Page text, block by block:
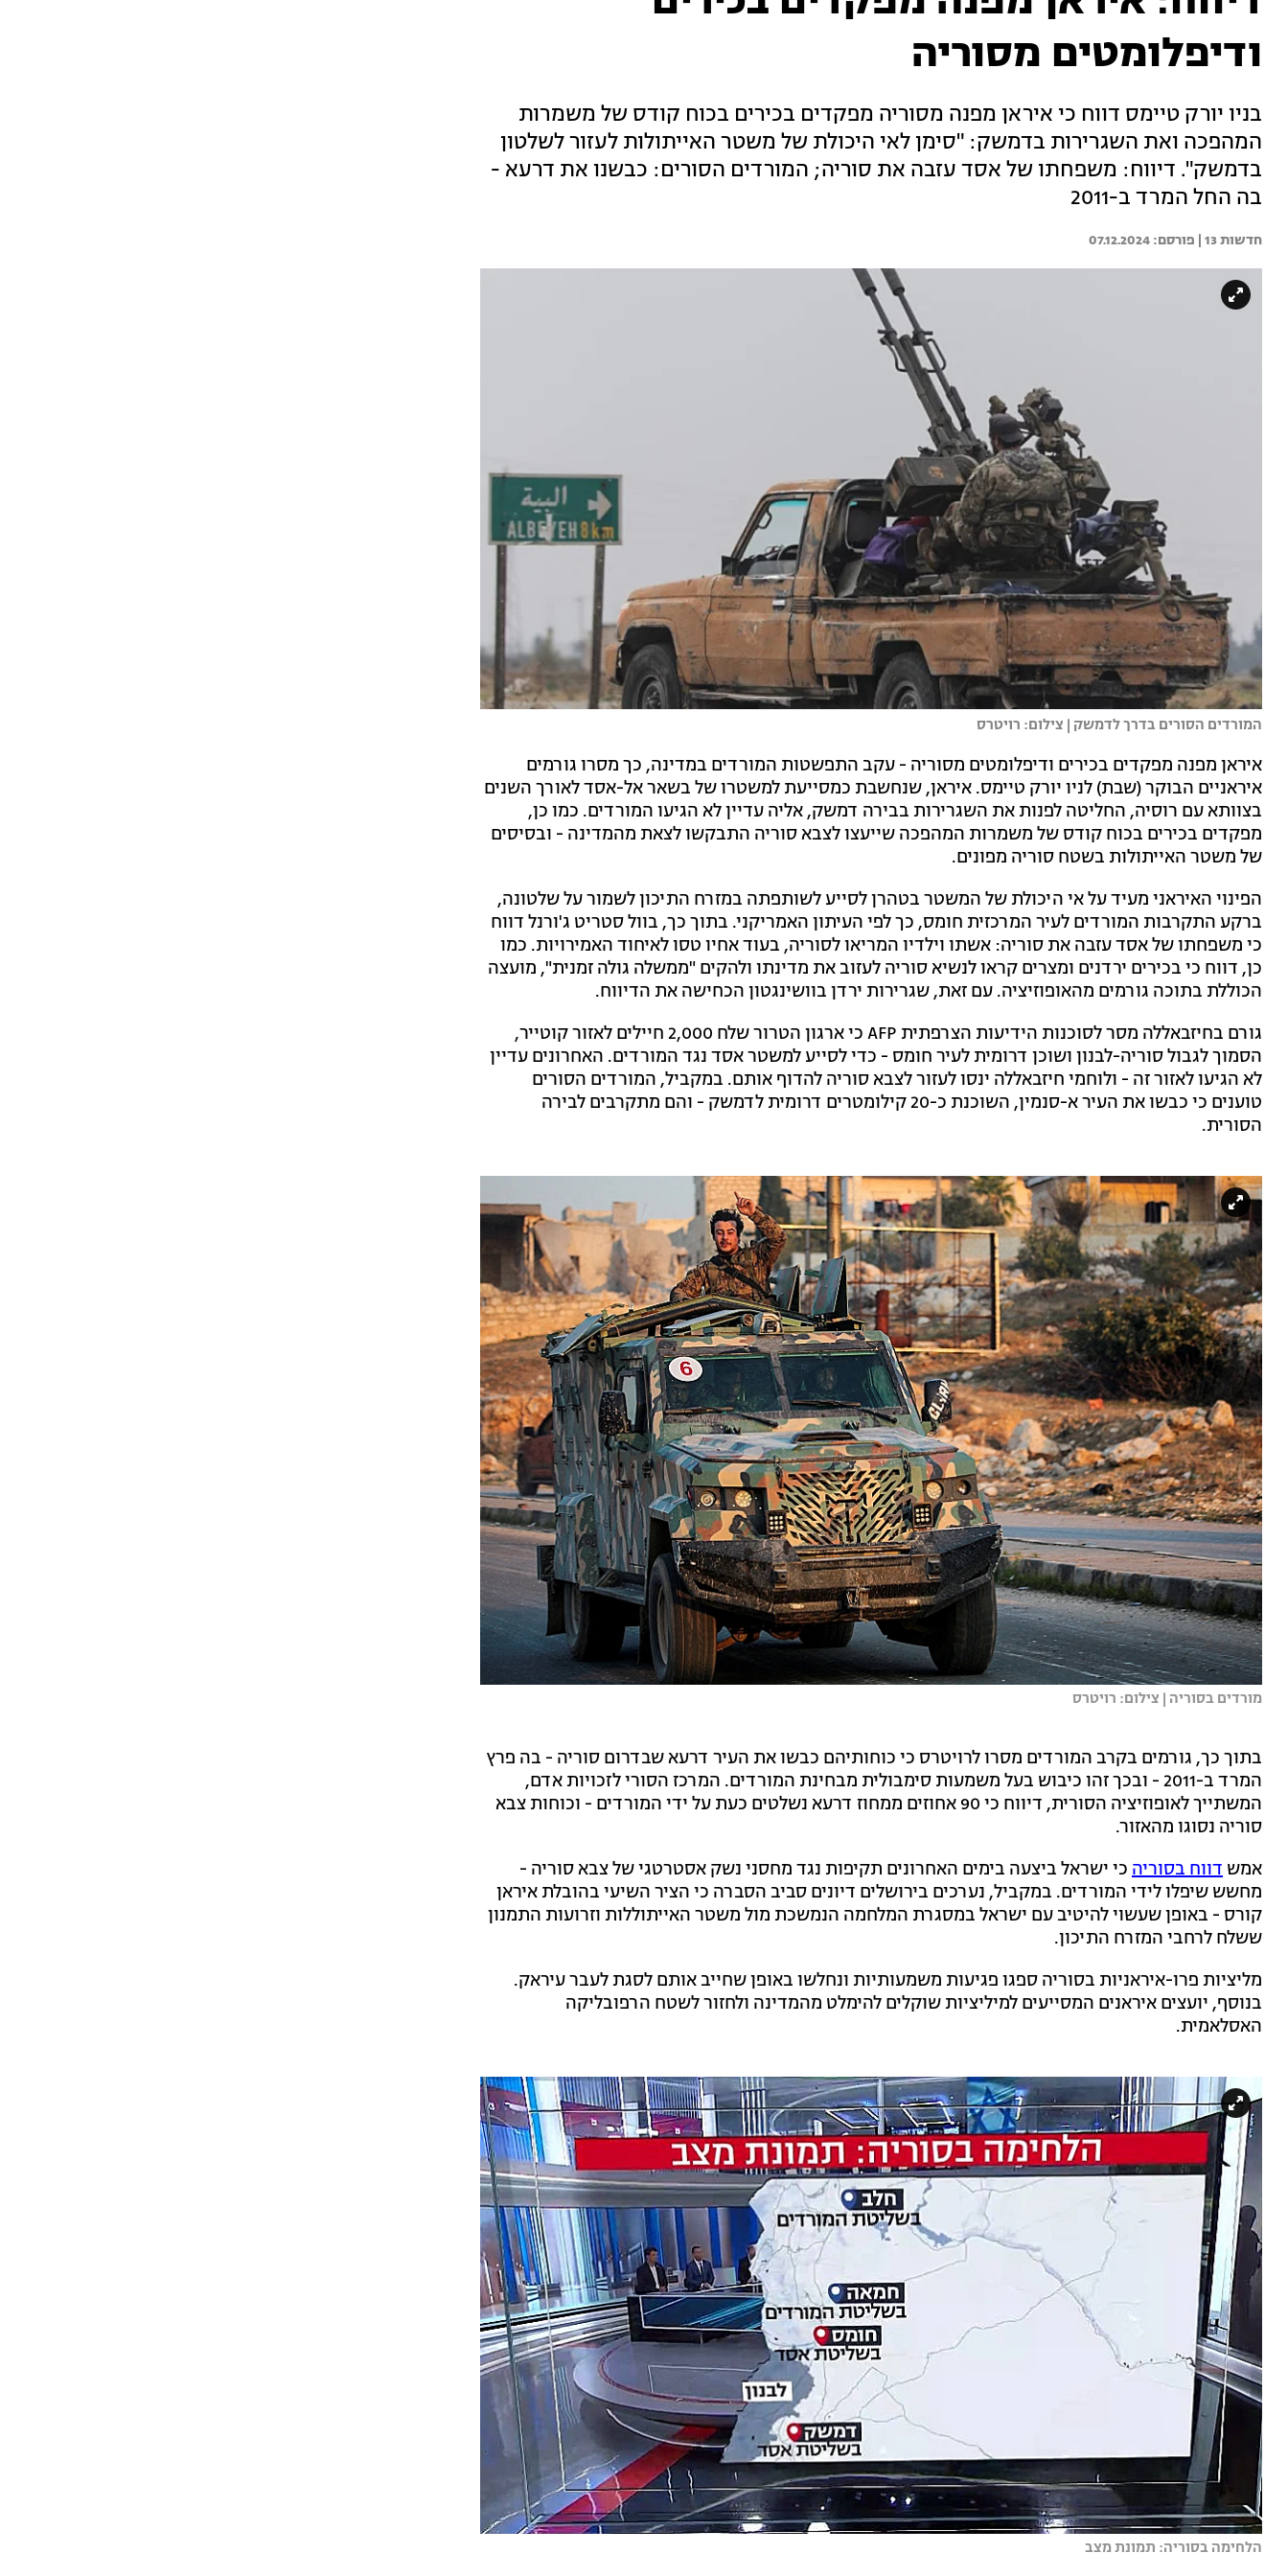
ודיפלומטים מסוריה
בניו יורק טיימס דווח כי איראן מפנה מסוריה מפקדים בכירים בכוח קודס של משמרות
המהפכה ואת השגרירות בדמשק: "סימן לאי היכולת של משטר האייתולות לעזור לשלטון
בדמשק". דיווח: משפחתו של אסד עזבה את סוריה; המורדים הסורים: כבשנו את דרעא -
בה החל המרד ב-2011
חדשות 13 | 07.12.2024
המורדים הסורים בדרך לדמשק | צילום: רויטרס
איראן מפנה מפקדים בכירים ודיפלומטים מסוריה - עקב התפשטות המורדים במדינה, כך מסרו גורמים
איראניים הבוקר (שבת) לניו יורק טיימס. איראן, שנחשבת כמסייעת למשטרו של בשאר אל-אסד לאורך השנים
בצוותא עם רוסיה, החליטה לפנות את השגרירות בבירה דמשק, אליה עדיין לא הגיעו המורדים. כמו כן,
מפקדים בכירים בכוח קודס של משמרות המהפכה שייעצו לצבא סוריה התבקשו לצאת מהמדינה - ובסיסים
של משטר האייתולות בשטח סוריה מפונים.
הפינוי האיראני מעיד על אי היכולת של המשטר בטהרן לסייע לשותפתה במזרח התיכון לשמור על שלטונה,
ברקע התקרבות המורדים לעיר המרכזית חומס, כך לפי העיתון האמריקני. בתוך כך, בוול סטריט ג'ורנל דווח
כי משפחתו של אסד עזבה את סוריה: אשתו וילדיו המריאו לסוריה, בעוד אחיו טסו לאיחוד האמירויות. כמו
כן, דווח כי בכירים ירדנים ומצרים קראו לנשיא סוריה לעזוב את מדינתו ולהקים "ממשלה גולה זמנית", מועצה
הכוללת בתוכה גורמים מהאופוזיציה. עם זאת, שגרירות ירדן בוושינגטון הכחישה את הדיווח.
גורם בחיזבאללה מסר לסוכנות הידיעות הצרפתית AFP כי ארגון הטרור שלח 2,000 חיילים לאזור קוטייר,
הסמוך לגבול סוריה-לבנון ושוכן דרומית לעיר חומס - כדי לסייע למשטר אסד נגד המורדים. האחרונים עדיין
לא הגיעו לאזור זה - ולוחמי חיזבאללה ינסו לעזור לצבא סוריה להדוף אותם. במקביל, המורדים הסורים
טוענים כי כבשו את העיר א-סנמין, השוכנת כ-20 קילומטרים דרומית לדמשק - והם מתקרבים לבירה
הסורית.
מורדים בסוריה | צילום: רויטרס
בתוך כך, גורמים בקרב המורדים מסרו לרויטרס כי כוחותיהם כבשו את העיר דרעא שבדרום סוריה - בה פרץ
המרד ב-2011 - ובכך זהו כיבוש בעל משמעות סימבולית מבחינת המורדים. המרכז הסורי לזכויות אדם,
המשתייך לאופוזיציה הסורית, דיווח כי 90 אחוזים ממחוז דרעא נשלטים כעת על ידי המורדים - וכוחות צבא
סוריה נסוגו מהאזור.
אמש דווח בסוריה כי ישראל ביצעה בימים האחרונים תקיפות נגד מחסני נשק אסטרטגי של צבא סוריה -
מחשש שיפלו לידי המורדים. במקביל, נערכים בירושלים דיונים סביב הסברה כי הציר השיעי בהובלת איראן
קורס - באופן שעשוי להיטיב עם ישראל במסגרת המלחמה הנמשכת מול משטר האייתוללות וזרועות התמנון
ששלח לרחבי המזרח התיכון.
מליציות פרו-איראניות בסוריה ספגו פגיעות משמעותיות ונחלשו באופן שחייב אותם לסגת לעבר עיראק.
בנוסף, יועצים איראנים המסייעים למיליציות שוקלים להימלט מהמדינה ולחזור לשטח הרפובליקה
האסלאמית.
הלחימה בסוריה: תמונת מצב